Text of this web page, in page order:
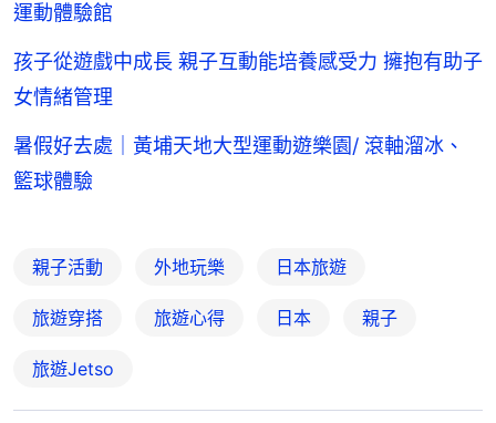
運動體驗館
孩子從遊戲中成長 親子互動能培養感受力 擁抱有助子
女情緒管理
暑假好去處｜黃埔天地大型運動遊樂園/ 滾軸溜冰、
籃球體驗
親子活動 外地玩樂 日本旅遊
旅遊穿搭 旅遊心得 日本 親子
旅遊Jetso